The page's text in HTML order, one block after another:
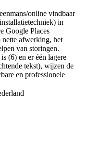
online vindbaar
in
Google Places
afwerking, het
van storingen.
(6) en er één lagere
tekst), wijzen de
en professionele